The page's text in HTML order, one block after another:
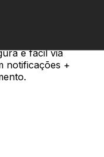
dinheiro Xe
e fácil via
notificações +